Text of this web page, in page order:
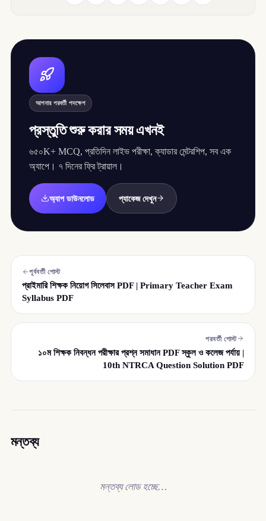
আপনার পরবর্তী পদক্ষেপ
প্রস্তুতি শুরু করার সময় এখনই
৬৫০K+ MCQ, প্রতিদিন লাইভ পরীক্ষা, ক্যাডার মেন্টরশিপ, সব এক
অ্যাপে। ৭ দিনের ফ্রি ট্রায়াল।
অ্যাপ ডাউনলোড প্যাকেজ দেখুন
পূর্ববর্তী পোস্ট
প্রাইমারি শিক্ষক নিয়োগ সিলেবাস PDF | Primary Teacher Exam
Syllabus PDF
পরবর্তী পোস্ট
১০ম শিক্ষক নিবন্ধন পরীক্ষার প্রশ্ন সমাধান PDF স্কুল ও কলেজ পর্যায় |
10th NTRCA Question Solution PDF
মন্তব্য
মন্তব্য লোড হচ্ছে…